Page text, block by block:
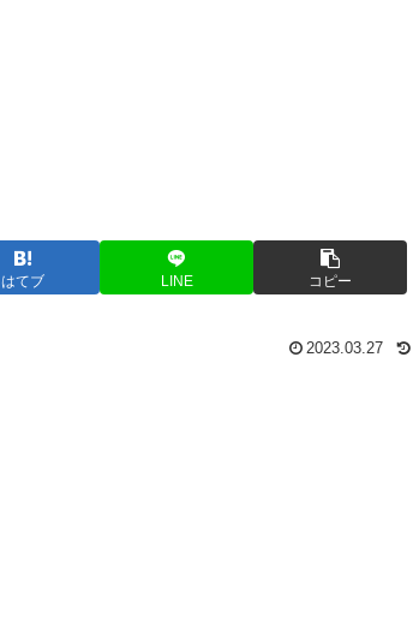
はてブ LINE コピー
2023.03.27